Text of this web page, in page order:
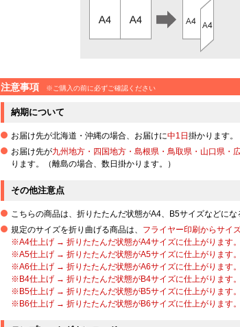
円
77,920
@19.4円
5,000部 81,770
@16.3円
91,260
@18.2
5,500部
6,000部 91,990円
@15.3
102,140円
@17円
6,500部
102,170円
@14.5円
113,000円
@16.1円
7,500部 107,290円
@14.3
118,420円
@15.7円
8,000部 112,390円
@14
123,850 円
@15.4
8,500部
注意事項 ※ご購入の前に必ずご確認ください
納期について
お届け先が北海道・沖縄の場合、お届けに中1日掛かります。
お届け先が九州地方・四国地方・島根県・鳥取県・山口県・
ります。（離島の場合、数日掛かります。）
その他注意点
こちらの商品は、折りたたんだ状態がA4、B5サイズなどにな
規定のサイズを折り曲げる商品は、 フライヤー印刷からサイ
※A4仕上げ → 折りたたんだ状態がA4サイズに仕上がります。
※A5仕上げ → 折りたたんだ状態がA5サイズに仕上がります。
※A6仕上げ → 折りたたんだ状態がA6サイズに仕上がります。
※B4仕上げ → 折りたたんだ状態がB4サイズに仕上がります。
※B5仕上げ → 折りたたんだ状態がB5サイズに仕上がります。
※B6仕上げ → 折りたたんだ状態がB6サイズに仕上がります。